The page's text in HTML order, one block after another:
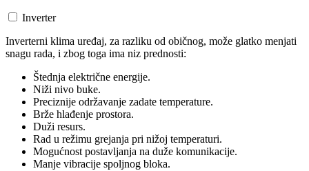
Inverter
Inverterni klima uređaj, za razliku od običnog, može glatko menjati
snagu rada, i zbog toga ima niz prednosti:
Štednja električne energije.
Niži nivo buke.
Preciznije održavanje zadate temperature.
Brže hlađenje prostora.
Duži resurs.
Rad u režimu grejanja pri nižoj temperaturi.
Mogućnost postavljanja na duže komunikacije.
Manje vibracije spoljnog bloka.